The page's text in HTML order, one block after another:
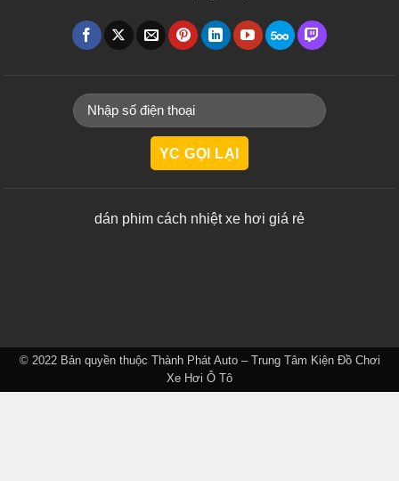
dán phim cách nhiệt xe hơi giá rẻ
© 2022 Bản quyền thuộc Thành Phát Auto – Trung Tâm Kiện Đồ Chơi
Xe Hơi Ô Tô